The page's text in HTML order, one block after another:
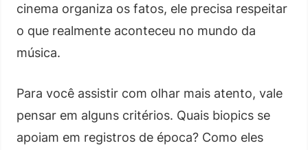
cinema organiza os fatos, ele precisa respeitar
o que realmente aconteceu no mundo da
música.
Para você assistir com olhar mais atento, vale
pensar em alguns critérios. Quais biopics se
apoiam em registros de época? Como eles